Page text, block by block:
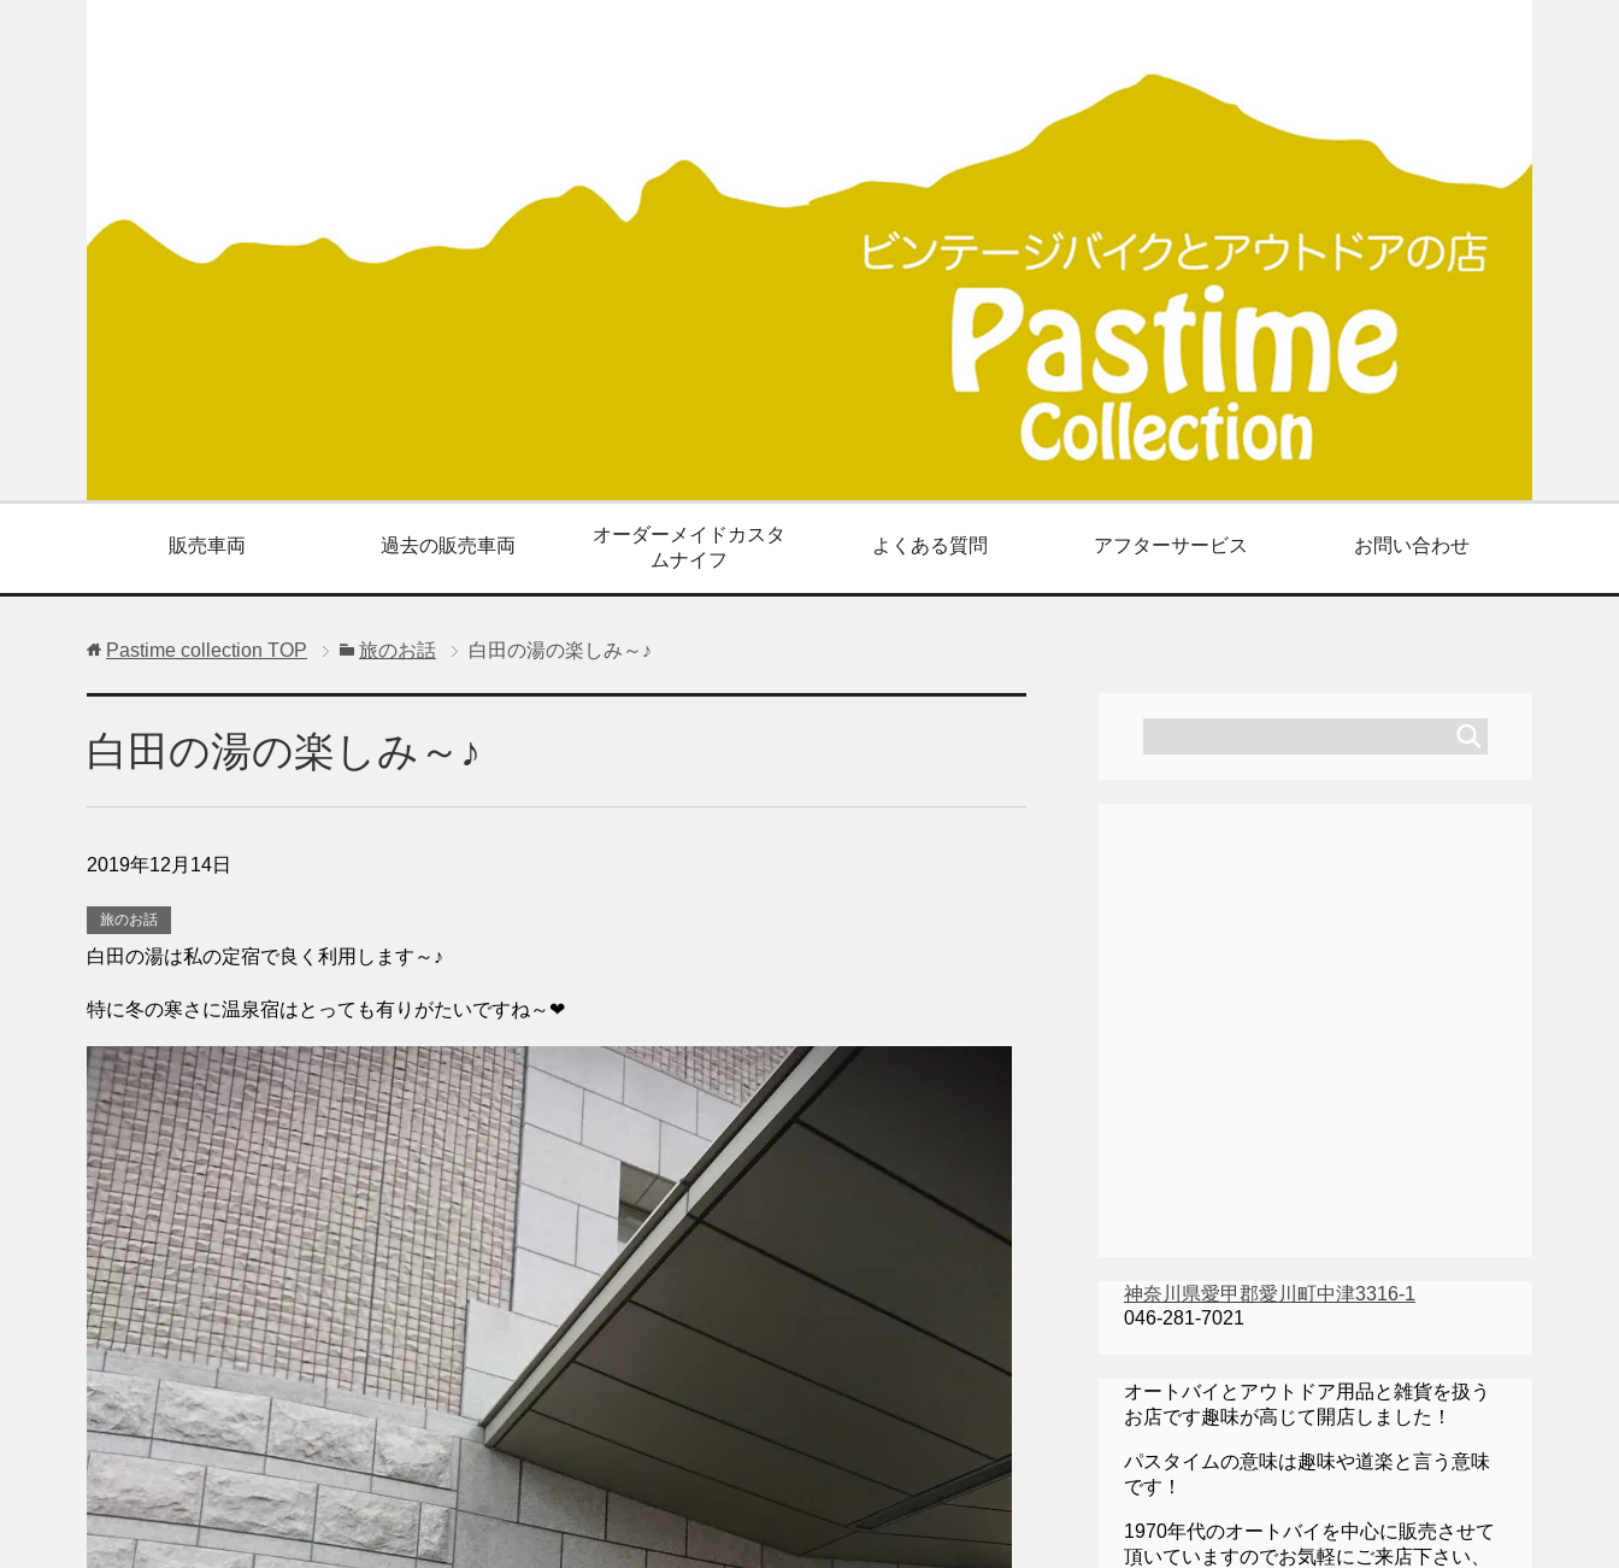
販売車両 過去の販売車両
オーダーメイドカスタ
ムナイフ
よくある質問 アフターサービス お問い合わせ
Pastime collection TOP 旅のお話 白田の湯の楽しみ～♪
白田の湯の楽しみ～♪
2019年12月14日
旅のお話
白田の湯は私の定宿で良く利用します～♪
特に冬の寒さに温泉宿はとっても有りがたいですね～❤
神奈川県愛甲郡愛川町中津3316-1
046-281-7021
オートバイとアウトドア用品と雑貨を扱う
お店です趣味が高じて開店しました！
パスタイムの意味は趣味や道楽と言う意味
です！
1970年代のオートバイを中心に販売させて
頂いていますのでお気軽にご来店下さい、